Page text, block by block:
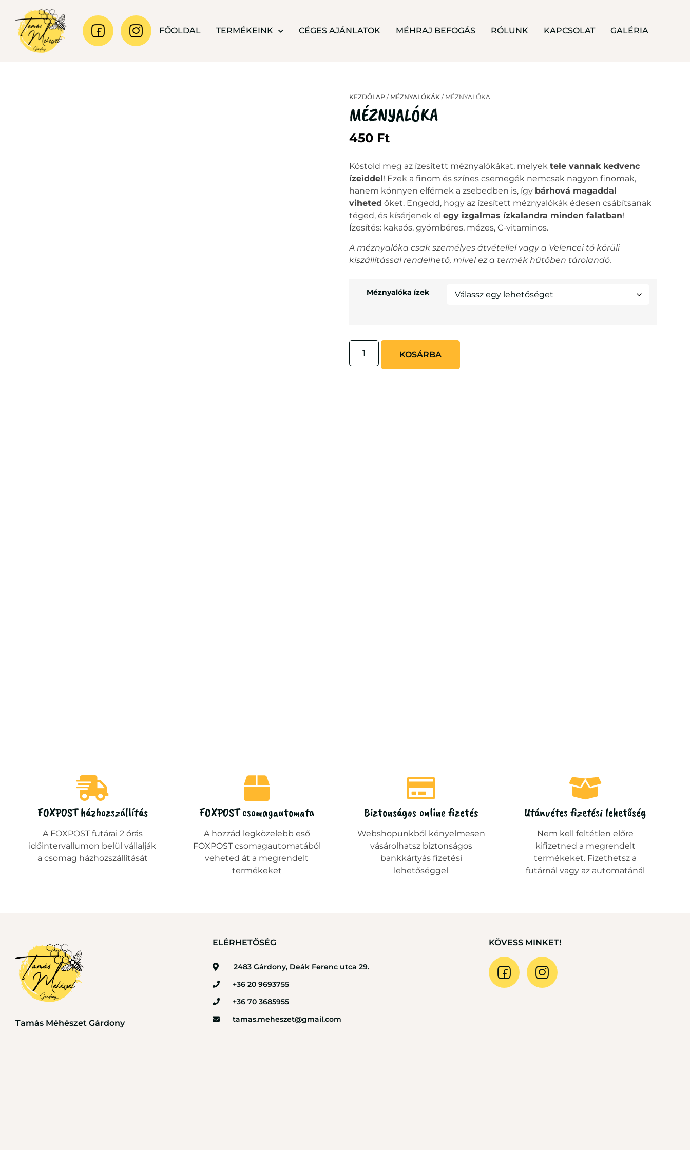
FŐOLDAL TERMÉKEINK CÉGES AJÁNLATOK MÉHRAJ BEFOGÁS RÓLUNK KAPCSOLAT GALÉRIA
KEZDŐLAP / MÉZNYALÓKÁK / MÉZNYALÓKA
MÉZNYALÓKA
450 Ft
Kóstold meg az ízesített méznyalókákat, melyek tele vannak kedvenc
ízeiddel! Ezek a finom és színes csemegék nemcsak nagyon finomak,
hanem könnyen elférnek a zsebedben is, így bárhová magaddal
viheted őket. Engedd, hogy az ízesített méznyalókák édesen csábítsanak
téged, és kísérjenek el egy izgalmas ízkalandra minden falatban!
Ízesítés: kakaós, gyömbéres, mézes, C-vitaminos.
A méznyalóka csak személyes átvétellel vagy a Velencei tó körüli
kiszállítással rendelhető, mivel ez a termék hűtőben tárolandó.
Méznyalóka ízek
KOSÁRBA
FOXPOST házhozszállítás
A FOXPOST futárai 2 órás
időintervallumon belül vállalják
a csomag házhozszállítását
FOXPOST csomagautomata
A hozzád legközelebb eső
FOXPOST csomagautomatából
veheted át a megrendelt
termékeket
Biztonságos online fizetés
Webshopunkból kényelmesen
vásárolhatsz biztonságos
bankkártyás fizetési
lehetőséggel
Utánvétes fizetési lehetőség
Nem kell feltétlen előre
kifizetned a megrendelt
termékeket. Fizethetsz a
futárnál vagy az automatánál
Tamás Méhészet Gárdony
ELÉRHETŐSÉG
2483 Gárdony, Deák Ferenc utca 29.
+36 20 9693755
+36 70 3685955
tamas.meheszet@gmail.com
KÖVESS MINKET!